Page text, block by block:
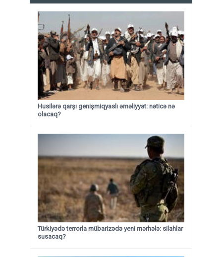
Husilərə qarşı genişmiqyaslı əməliyyat: nəticə nə
olacaq?
Türkiyədə terrorla mübarizədə yeni mərhələ: silahlar
susacaq?